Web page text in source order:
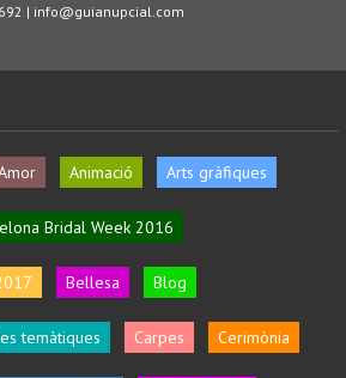
| info@guianupcial.com
Animació Arts gràfiques
Bridal Week 2016
Bellesa Blog
temàtiques Carpes Cerimònia